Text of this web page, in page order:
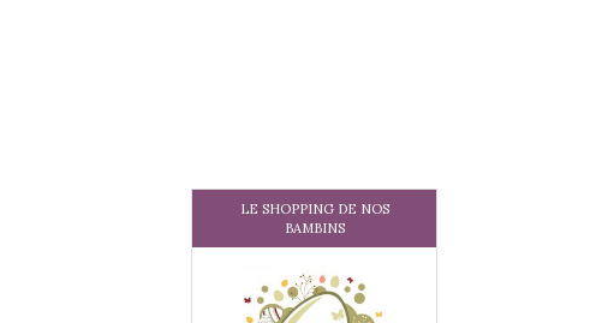
LE SHOPPING DE NOS
BAMBINS